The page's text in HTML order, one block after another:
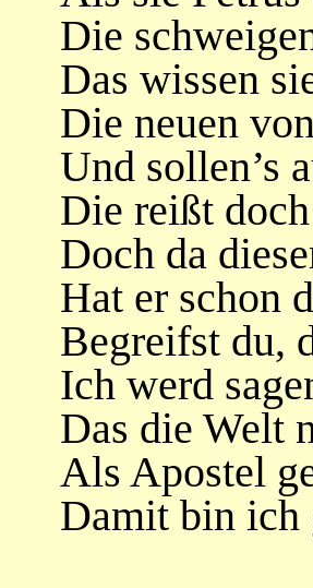
Die
Das wissen
Die neuen
Und sollen’s
Die reißt
Doch da
Hat er schon
Begreifst du,
Ich werd
Das die Welt
Als Apostel
Damit bin ich